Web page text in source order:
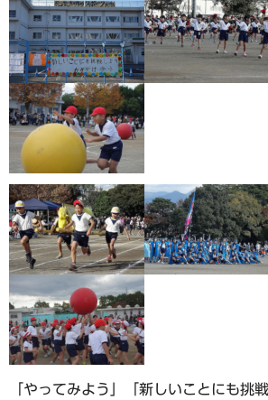
「やってみよう」「新しいことにも挑